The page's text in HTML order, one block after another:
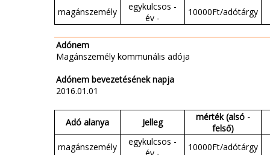
magánszemély
egykulcsos -
év -
10000Ft/adótárgy
Adónem
Magánszemély kommunális adója
Adónem bevezetésének napja
2016.01.01
Adó alanya Jelleg
mérték (alsó -
felső)
magánszemély
egykulcsos -
10000Ft/adótárgy